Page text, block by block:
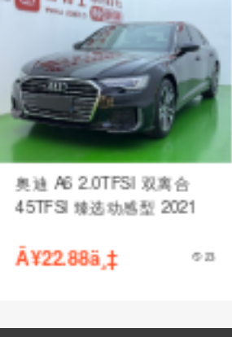
保时捷 Cayenne [卡宴]
3.0T 手自一体 2015
Â¥14.50ä¸‡ 63